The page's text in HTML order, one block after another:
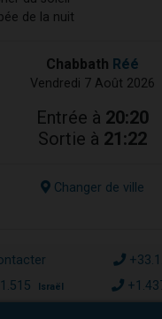
de la nuit
Chabbath Réé
Vendredi 7 Août 2026
Entrée à 20:20
Sortie à 21:22
Changer de ville
Israël